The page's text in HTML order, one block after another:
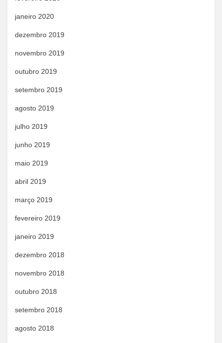
janeiro 2020
dezembro 2019
novembro 2019
outubro 2019
setembro 2019
agosto 2019
julho 2019
junho 2019
maio 2019
abril 2019
março 2019
fevereiro 2019
janeiro 2019
dezembro 2018
novembro 2018
outubro 2018
setembro 2018
agosto 2018